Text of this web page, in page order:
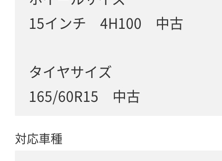
15インチ 4H100 中古
タイヤサイズ
165/60R15 中古
対応車種